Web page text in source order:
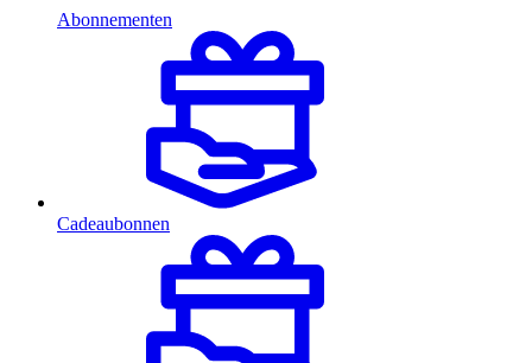
Abonnementen
Cadeaubonnen